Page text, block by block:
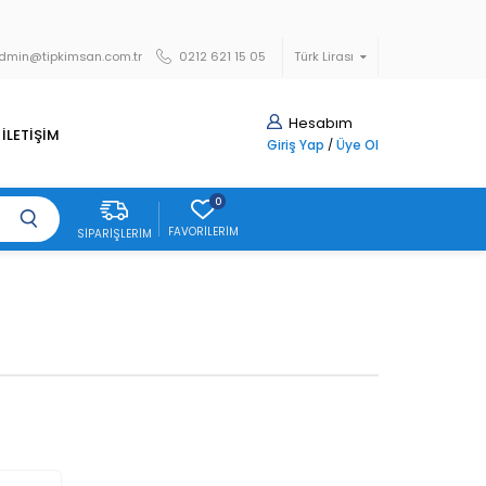
Türk Lirası
0212 621 15 05
Hesabım
Giriş Yap / Üye Ol
İLETİŞİM
SIPARIŞLERIM
0
FAVORILERIM